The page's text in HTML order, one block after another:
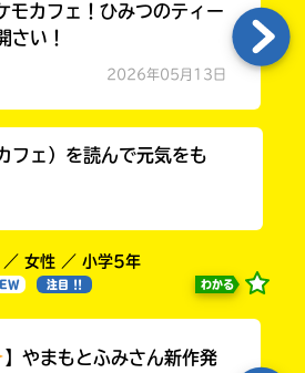
カフェ！ひみつのティー
さい！
2026年05月13日
フェ）を読んで元気をも
／ 女性 ／ 小学5年
注目 !! わかる
】やまもとふみさん新作発